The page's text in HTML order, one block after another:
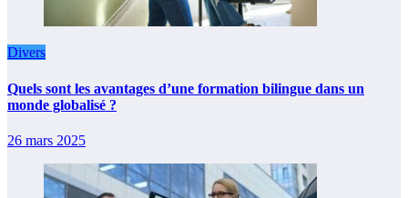
Divers
Quels sont les avantages d’une formation bilingue dans un
monde globalisé ?
26 mars 2025